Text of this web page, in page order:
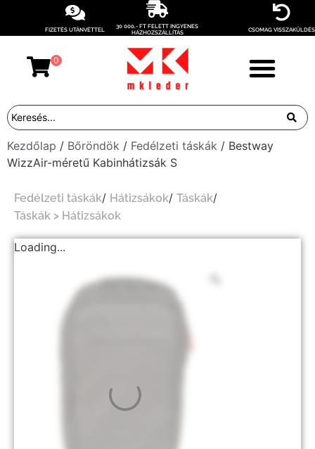
FIZETÉS UTÁNVÉTTEL
30 000,- FT FELETT INGYENES
HÁZHOZSZÁLLÍTÁS
CSOMAG VISSZAKÜLDÉS
0
Kezdőlap / Bőröndök / Fedélzeti táskák / Bestway
WizzAir-méretű Kabinhátizsák S
Fedélzeti táskák/ Hátizsákok/ Táskák/
Táskák > Hátizsákok
Loading...